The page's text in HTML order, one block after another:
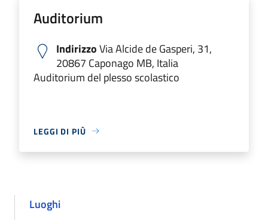
Auditorium
IndirizzoVia Alcide de Gasperi, 31,
20867 Caponago MB, Italia
Auditorium del plesso scolastico
LEGGI DI PIÙ
Luoghi